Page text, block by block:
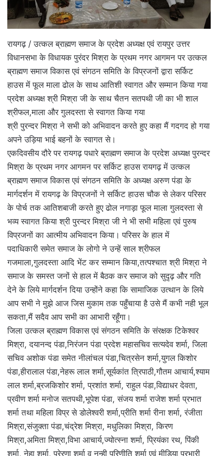
रायगढ़ / उत्कल ब्राह्मण समाज के प्रदेश अध्यक्ष एवं रायपुर उत्तर
विधानसभा के विधायक पुरंदर मिश्रा के प्रथम नगर आगमन पर उत्कल
ब्राह्मण समाज विकास एवं संगठन समिति के विप्रजनों द्वारा सर्किट
हाउस में फूल माला ढोल के साथ आतिशी स्वागत और सम्मान किया गया
प्रदेश अध्यक्ष श्री मिश्रा जी के साथ चैतन सतपथी जी का भी शाल
श्रीफल,माला और गुलदस्ता से स्वागत किया गया
श्री पुरन्दर मिश्रा ने सभी को अभिवादन करते हुए कहा मैं गदगद हो गया
अपने उड़िया भाई बहनों के स्वागत से।
एकदिवसीय दौरे पर रायगढ़ पधारे ब्राह्मण समाज के प्रदेश अध्यक्ष पुरन्दर
मिश्रा के प्रथम नगर आगमन पर सर्किट हाउस रायगढ़ में उत्कल
ब्राह्मण समाज विकास एवं संगठन समिति के अध्यक्ष अरुण पंडा के
मार्गदर्शन में रायगढ़ के विप्रजनों ने सर्किट हाउस चौक से लेकर परिसर
के पोर्च तक आतिशबाजी करते हुए ढोल नगाड़ा फूल माला गुलदस्ता से
भव्य स्वागत किया श्री पुरन्दर मिश्रा जी ने भी सभी महिला एवं पुरुष
विप्रजनों का आत्मीय अभिवादन किया। परिसर के हाल में
पदाधिकारी समेत समाज के लोगो ने उन्हें साल श्रीफल
गजमाला,गुलदस्ता आदि भेंट कर सम्मान किया,तत्पश्चात श्री मिश्रा ने
समाज के समस्त जनों से हाल में बैठक कर समाज को सुदृढ़ और गति
देने के लिये मार्गदर्शन दिया उन्होंने कहा कि सामाजिक उत्थान के लिये
आप सभी ने मुझे आज जिस मुकाम तक पहुँचाया है उसे मैं कभी नही भूल
सकता,मैं सदैव आप सभी का आभारी रहूँगा।
जिला उत्कल ब्राह्मण विकास एवं संगठन समिति के संरक्षक टिकेश्वर
मिश्रा, दयानन्द पंडा,निरंजन पंडा प्रदेश महासचिव सत्यदेव शर्मा, जिला
सचिव अशोक पंडा समेत नीलांचल पंडा,चित्रसेन शर्मा,युगल किशोर
पंडा,हीरालाल पंडा,नेहरू लाल शर्मा,सूर्यकांत त्रिपाठी,गौतम आचार्य,श्याम
लाल शर्मा,ब्रजकिशोर शर्मा, प्रशांत शर्मा, राहुल पंडा,विद्याधर देवता,
प्रवीण शर्मा मनोज सतपथी,भूपेश पंडा, संजय शर्मा राजेश शर्मा प्रभात
शर्मा तथा महिला विप्र से डोलेश्वरी शर्मा,प्रीति शर्मा रीना शर्मा, रंजीता
मिश्रा,संजुक्ता पंडा,चंद्रेश मिश्रा, मधुलिका मिश्रा, किरण
मिश्रा,अमिता मिश्रा,विभा आचार्य,ज्योत्स्ना शर्मा, प्रियंका रथ, पिंकी
शर्मा, नेहा शर्मा, प्रेरणा शर्मा व नन्ही परिणीति शर्मा एवं मीडिया प्रभारी